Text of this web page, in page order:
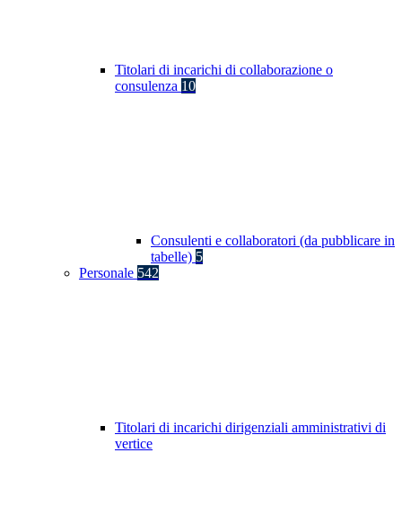
Titolari di incarichi di collaborazione o
consulenza 10
Consulenti e collaboratori (da pubblicare in
tabelle) 5
Personale 542
Titolari di incarichi dirigenziali amministrativi di
vertice